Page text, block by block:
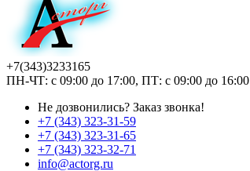
+7(343)3233165
ПН-ЧТ: с 09:00 до 17:00, ПТ: с 09:00 до 16:00
Не дозвонились? Заказ звонка!
+7 (343) 323-31-59
+7 (343) 323-31-65
+7 (343) 323-32-71
info@actorg.ru